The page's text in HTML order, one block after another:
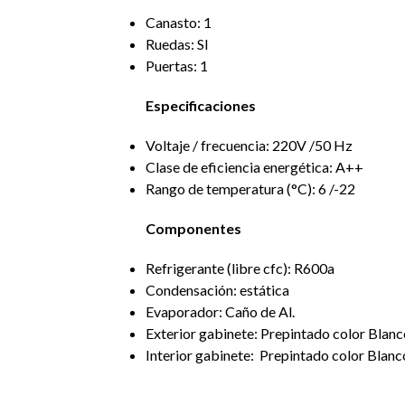
Canasto: 1
Ruedas: SI
Puertas: 1
Especificaciones
Voltaje / frecuencia: 220V /50 Hz
Clase de eficiencia energética: A++
Rango de temperatura (°C): 6 /-22
Componentes
Refrigerante (libre cfc): R600a
Condensación: estática
Evaporador: Caño de Al.
Exterior gabinete: Prepintado color
Interior gabinete: Prepintado color